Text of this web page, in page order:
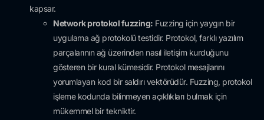
kapsar.
Network protokol fuzzing: Fuzzing için yaygın bir
uygulama ağ protokolü testidir. Protokol, farklı yazılım
parçalarının ağ üzerinden nasıl iletişim kurduğunu
gösteren bir kural kümesidir. Protokol mesajlarını
yorumlayan kod bir saldırı vektörüdür. Fuzzing, protokol
işleme kodunda bilinmeyen açıklıkları bulmak için
mükemmel bir tekniktir.